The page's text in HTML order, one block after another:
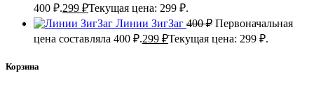
400 ₽.299 ₽Текущая цена: 299 ₽.
Линии ЗигЗаг 400₽ Первоначальная
цена составляла 400 ₽.299 ₽Текущая цена: 299 ₽.
Корзина